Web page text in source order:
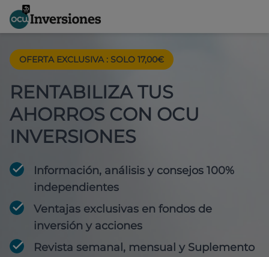
OFERTA EXCLUSIVA : SOLO 17,00€
RENTABILIZA TUS
AHORROS CON OCU
INVERSIONES
Información, análisis y consejos 100%
independientes
Ventajas exclusivas en fondos de
inversión y acciones
Revista semanal, mensual y Suplemento